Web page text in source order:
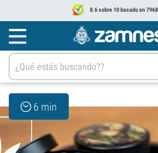
8.6 sobre 10 basado en
6 min